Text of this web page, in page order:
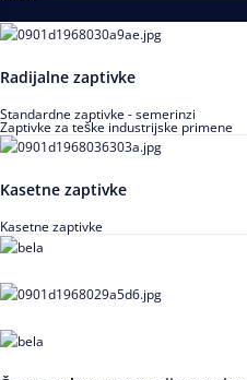
Radijalne zaptivke
Standardne zaptivke - semerinzi
Zaptivke za teške industrijske primene
Kasetne zaptivke
Kasetne zaptivke